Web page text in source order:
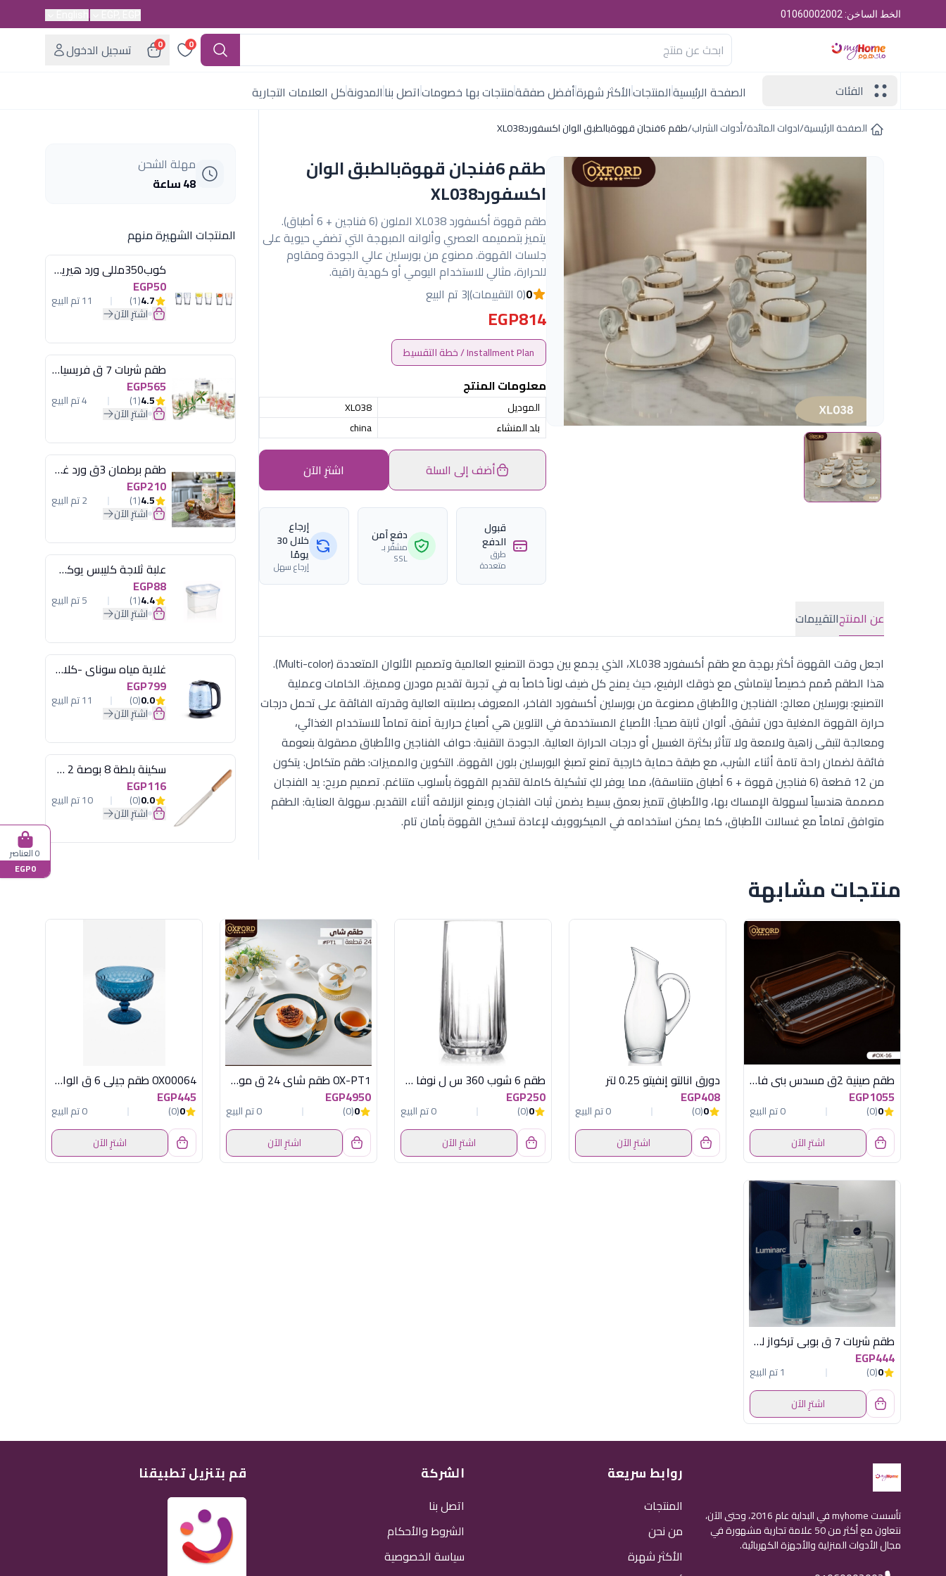
الخط الساخن: 01060002002
0
0
تسجيل الدخول
الفئات
الصفحة الرئيسيةالمنتجاتالأكثر شهرةأفضل صفقةمنتجات بها خصوماتاتصل بناالمدونةكل العلامات التجارية
الصفحة الرئيسية/ادوات المائدة/أدوات الشراب/طقم 6فنجان قهوةبالطبق الوان اكسفوردXL038
طقم 6فنجان قهوةبالطبق الوان
اكسفوردXL038
طقم قهوة أكسفورد XL038 الملون (6 فناجين + 6 أطباق).
يتميز بتصميمه العصري وألوانه المبهجة التي تضفي حيوية على
جلسات القهوة. مصنوع من بورسلين عالي الجودة ومقاوم
للحرارة، مثالي للاستخدام اليومي أو كهدية راقية.
0(0 التقييمات) |3 تم البيع
EGP814
Installment Plan / خطة التقسيط
معلومات المنتج
الموديل
XL038
بلد المنشاء
china
أضف إلى السلة اشترِ الآن
قبول
الدفع
طرق
متعددة
دفع آمن
مشفّر بـ
SSL
إرجاع
خلال 30
يومًا
إرجاع سهل
عن المنتجالتقييمات
اجعل وقت القهوة أكثر بهجة مع طقم أكسفورد XL038، الذي يجمع بين جودة التصنيع العالمية وتصميم الألوان المتعددة (Multi-color).
هذا الطقم صُمم خصيصاً ليتماشى مع ذوقك الرفيع، حيث يمنح كل ضيف لوناً خاصاً به في تجربة تقديم مودرن ومميزة. الخامات وعملية
التصنيع: بورسلين معالج: الفناجين والأطباق مصنوعة من بورسلين أكسفورد الفاخر، المعروف بصلابته العالية وقدرته الفائقة على تحمل درجات
حرارة القهوة المغلية دون تشقق. ألوان ثابتة صحياً: الأصباغ المستخدمة في التلوين هي أصباغ حرارية آمنة تماماً للاستخدام الغذائي،
ومعالجة لتبقى زاهية ولامعة ولا تتأثر بكثرة الغسيل أو درجات الحرارة العالية. الجودة التقنية: حواف الفناجين والأطباق مصقولة بنعومة
فائقة لضمان راحة تامة أثناء الشرب، مع طبقة حماية خارجية تمنع تصبغ البورسلين بلون القهوة. التكوين والمميزات: طقم متكامل: يتكون
من 12 قطعة (6 فناجين قهوة + 6 أطباق متناسقة)، مما يوفر لكِ تشكيلة كاملة لتقديم القهوة بأسلوب متناغم. تصميم مريح: يد الفنجان
مصممة هندسياً لسهولة الإمساك بها، والأطباق تتميز بعمق بسيط يضمن ثبات الفنجان ويمنع انزلاقه أثناء التقديم. سهولة العناية: الطقم
متوافق تماماً مع غسالات الأطباق، كما يمكن استخدامه في الميكروويف لإعادة تسخين القهوة بأمان تام.
مهلة الشحن
48 ساعة
المنتجات الشهيرة منهم
كوب350مللى ورد هيريفين
EGP50
4.7
(1) 11 تم البيع
اشترِ الآن
طقم شربات 7 ق فريسيا لومينارك
EGP565
4.5
(1) 4 تم البيع
اشترِ الآن
طقم برطمان 3ق ورد غطاء مينت جرين هيريفين
EGP210
4.5
(1) 2 تم البيع
اشترِ الآن
علبة ثلاجة كليبس يوكسان
EGP88
4.4
(1) 5 تم البيع
اشترِ الآن
غلاية مياه سوناي -كلاسيك 2200 وات، 1.7 لتر زجاج اضائة ليد - MAR-3752
EGP799
0.0
(0) 11 تم البيع
اشترِ الآن
سكينة بلطة 8 بوصة 2 مسمار
EGP116
0.0
(0) 10 تم البيع
اشترِ الآن
منتجات مشابهة
طقم صينية 2ق مسدس بنى فاتح اكسفورد
EGP1055
0
(0)
0 تم البيع
اشترِ الآن
دورق انالتو إنفيتو 0.25 لتر
EGP408
0
(0)
0 تم البيع
اشترِ الآن
طقم 6 شوب 360 س ل نوفا سادة باسابتشة
EGP250
0
(0)
0 تم البيع
اشترِ الآن
OX-PT1 طقم شاى 24 ق موف*ذهبى اكسفورد
EGP4950
0
(0)
0 تم البيع
اشترِ الآن
OX00064 طقم جيلى 6 ق الوان اكسفورد
EGP445
0
(0)
0 تم البيع
اشترِ الآن
طقم شربات 7 ق بوبي تركواز لومينارك
EGP444
0
(0)
1 تم البيع
اشترِ الآن
تأسست myhome في البداية عام 2016، وحتى الآن،
نتعاون مع أكثر من 50 علامة تجارية مشهورة في
مجال الأدوات المنزلية والأجهزة الكهربائية.
روابط سريعة
المنتجات
من نحن
الأكثر شهرة
الشركة
اتصل بنا
الشروط والأحكام
سياسة الخصوصية
قم بتنزيل تطبيقنا
0 العناصر
EGP0